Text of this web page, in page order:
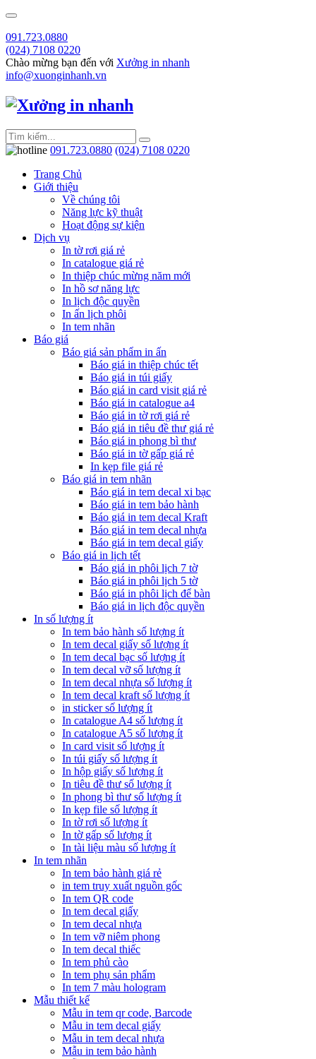
091.723.0880
(024) 7108 0220
Chào mừng bạn đến với Xưởng in nhanh
info@xuonginhanh.vn
091.723.0880 (024) 7108 0220
Trang Chủ
Giới thiệu
Về chúng tôi
Năng lực kỹ thuật
Hoạt động sự kiện
Dịch vụ
In tờ rơi giá rẻ
In catalogue giá rẻ
In thiệp chúc mừng năm mới
In hồ sơ năng lực
In lịch độc quyền
In ấn lịch phôi
In tem nhãn
Báo giá
Báo giá sản phẩm in ấn
Báo giá in thiệp chúc tết
Báo giá in túi giấy
Báo giá in card visit giá rẻ
Báo giá in catalogue a4
Báo giá in tờ rơi giá rẻ
Báo giá in tiêu đề thư giá rẻ
Báo giá in phong bì thư
Báo giá in tờ gấp giá rẻ
In kẹp file giá rẻ
Báo giá in tem nhãn
Báo giá in tem decal xi bạc
Báo giá in tem bảo hành
Báo giá in tem decal Kraft
Báo giá in tem decal nhựa
Báo giá in tem decal giấy
Báo giá in lịch tết
Báo giá in phôi lịch 7 tờ
Báo giá in phôi lịch 5 tờ
Báo giá in phôi lịch để bàn
Báo giá in lịch độc quyền
In số lượng ít
In tem bảo hành số lượng ít
In tem decal giấy số lượng ít
In tem decal bạc số lượng ít
In tem decal vỡ số lượng ít
In tem decal nhựa số lượng ít
In tem decal kraft số lượng ít
in sticker số lượng ít
In catalogue A4 số lượng ít
In catalogue A5 số lượng ít
In card visit số lượng ít
In túi giấy số lượng ít
In hộp giấy số lượng ít
In tiêu đề thư số lượng ít
In phong bì thư số lượng ít
In kẹp file số lượng ít
In tờ rơi số lượng ít
In tờ gấp số lượng ít
In tài liệu màu số lượng ít
In tem nhãn
In tem bảo hành giá rẻ
in tem truy xuất nguồn gốc
In tem QR code
In tem decal giấy
In tem decal nhựa
In tem vỡ niêm phong
In tem decal thiếc
In tem phủ cào
In tem phụ sản phẩm
In tem 7 màu hologram
Mẫu thiết kế
Mẫu in tem qr code, Barcode
Mẫu in tem decal giấy
Mẫu in tem decal nhựa
Mẫu in tem bảo hành